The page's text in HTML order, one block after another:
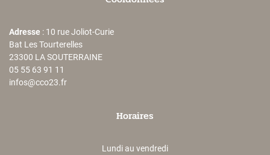
Adresse : 10 rue Joliot-Curie
Bat Les Tourterelles
23300 LA SOUTERRAINE
05 55 63 91 11
infos@cco23.fr
Horaires
Lundi au vendredi